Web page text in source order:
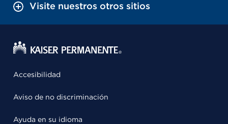
Visite nuestros otros sitios
Accesibilidad
Aviso de no discriminación
Ayuda en su idioma